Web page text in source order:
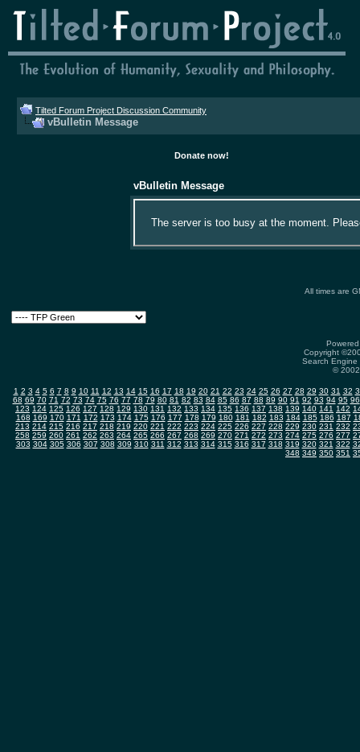
Tilted Forum Project Discussion Community
vBulletin Message
Donate now!
vBulletin Message
The server is too busy at the moment.
All times are
Copyright
Search
©
1 2 3 4 5 6 7 8 9 10 11 12 13 14 15 16 17 18 19 20 21 22 23 24 25 26 27 28 29 30 31 32
68 69 70 71 72 73 74 75 76 77 78 79 80 81 82 83 84 85 86 87 88 89 90 91 92 93 94 95 96
123 124 125 126 127 128 129 130 131 132 133 134 135 136 137 138 139 140 141 142
168 169 170 171 172 173 174 175 176 177 178 179 180 181 182 183 184 185 186 187
213 214 215 216 217 218 219 220 221 222 223 224 225 226 227 228 229 230 231 232
258 259 260 261 262 263 264 265 266 267 268 269 270 271 272 273 274 275 276 277
303 304 305 306 307 308 309 310 311 312 313 314 315 316 317 318 319 320 321 322
348 349 350 351